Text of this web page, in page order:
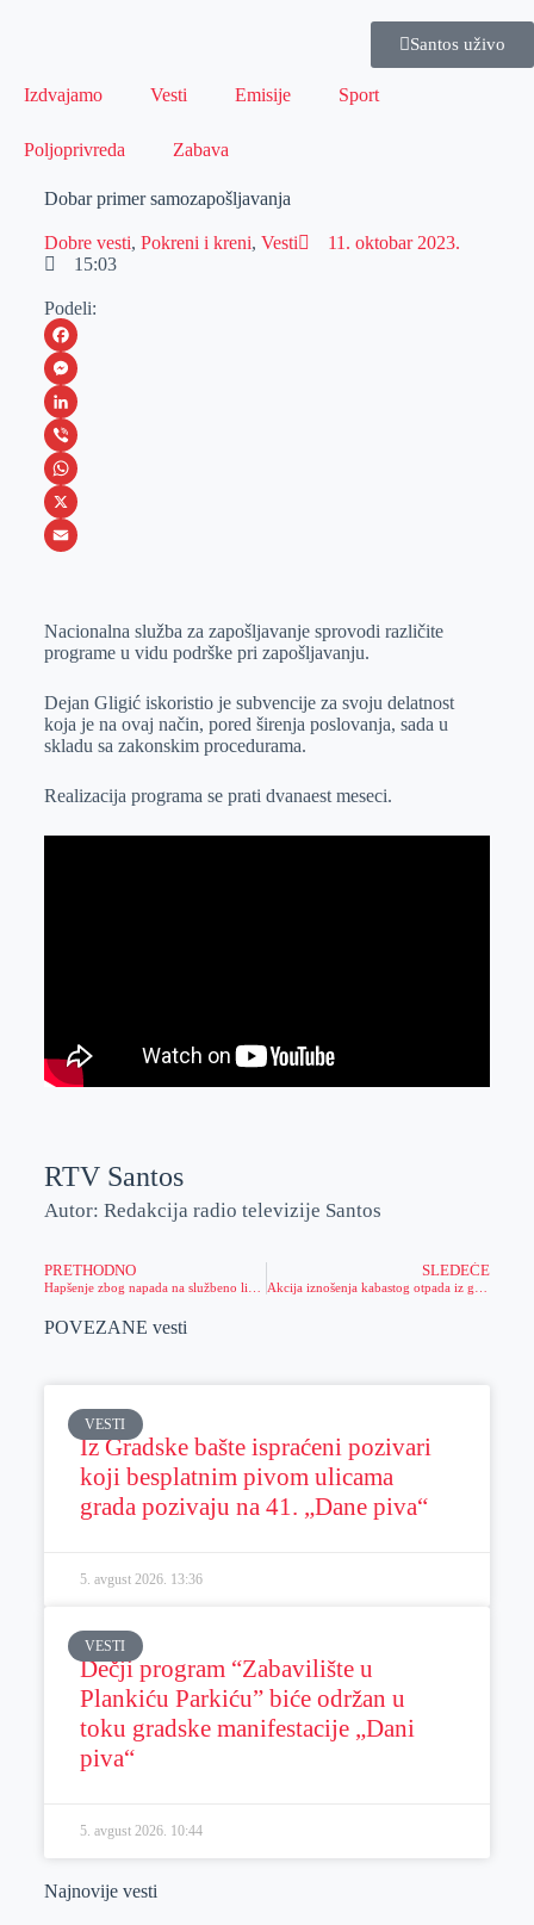
Santos uživo
Izdvajamo Vesti Emisije Sport
Poljoprivreda Zabava
Dobar primer samozapošljavanja
Dobre vesti, Pokreni i kreni, Vesti
11. oktobar 2023.
15:03
Podeli:
F
a
c
e
b
o
M
e
s
s
e
e
r
L
i
n
k
I
n
V
i
b
W
h
s
A
p
p
X
a
i
l
Nacionalna služba za zapošljavanje sprovodi različite
programe u vidu podrške pri zapošljavanju.
Dejan Gligić iskoristio je subvencije za svoju delatnost
koja je na ovaj način, pored širenja poslovanja, sada u
skladu sa zakonskim procedurama.
Realizacija programa se prati dvanaest meseci.
RTV Santos
Autor: Redakcija radio televizije Santos
PRETHODNO SLEDEĆE
POVEZANE vesti
VESTI
Iz Gradske bašte ispraćeni pozivari
koji besplatnim pivom ulicama
grada pozivaju na 41. „Dane piva“
5. avgust 2026. 13:36
VESTI
Dečji program “Zabavilište u
Plankiću Parkiću” biće održan u
toku gradske manifestacije „Dani
piva“
5. avgust 2026. 10:44
Najnovije vesti